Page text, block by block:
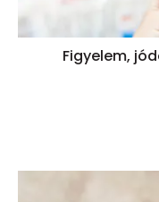
Figyelem,